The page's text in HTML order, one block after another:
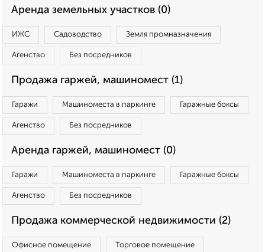
Аренда земельных участков (0)
ИЖС Садоводство Земля промназначения
Агенство Без посредников
Продажа гаржей, машиномест (1)
Гаражи Машиноместа в паркинге Гаражные боксы
Агенство Без посредников
Аренда гаржей, машиномест (0)
Гаражи Машиноместа в паркинге Гаражные боксы
Агенство Без посредников
Продажа коммерческой недвижимости (2)
Офисное помещение Торговое помещение